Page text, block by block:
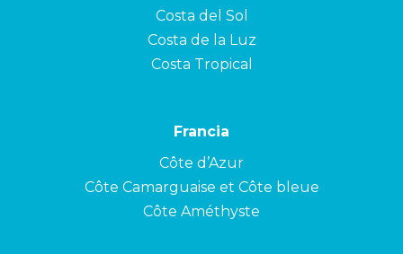
Costa del Sol
Costa de la Luz
Costa Tropical
Francia
Côte d’Azur
Côte Camarguaise et Côte bleue
Côte Améthyste